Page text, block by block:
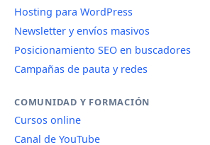
Hosting para WordPress
Newsletter y envíos masivos
Posicionamiento SEO en buscadores
Campañas de pauta y redes
COMUNIDAD Y FORMACIÓN
Cursos online
Canal de YouTube